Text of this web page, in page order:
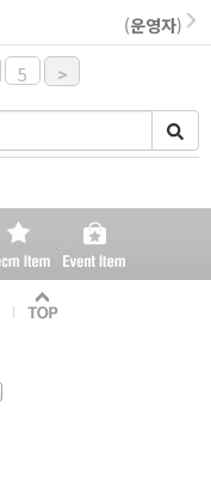
(운영자)
5 >